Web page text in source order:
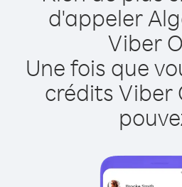
d'appeler
Viber
Une fois que
crédits Viber